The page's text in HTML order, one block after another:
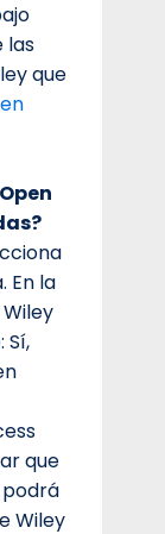
las
que
En la
Sí,
que
Wiley